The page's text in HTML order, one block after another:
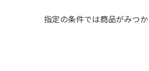
指定の条件では商品がみつ